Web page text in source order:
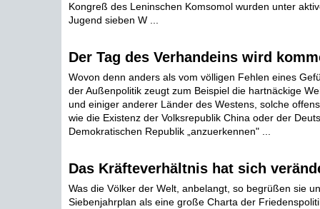
Kongreß des Leninschen Komsomol wurden unter
Jugend sieben W ...
Der Tag des Verhandeins wird
Wovon denn anders als vom völligen Fehlen eines
der Außenpolitik zeugt zum Beispiel die hartnäckige
und einiger anderer Länder des Westens, solche
wie die Existenz der Volksrepublik China oder der
Demokratischen Republik „anzuerkennen" ...
Das Kräfteverhältnis hat sich
Was die Völker der Welt, anbelangt, so begrüßen sie
Siebenjahrplan als eine große Charta der